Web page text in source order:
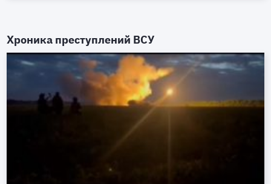
Хроника преступлений ВСУ